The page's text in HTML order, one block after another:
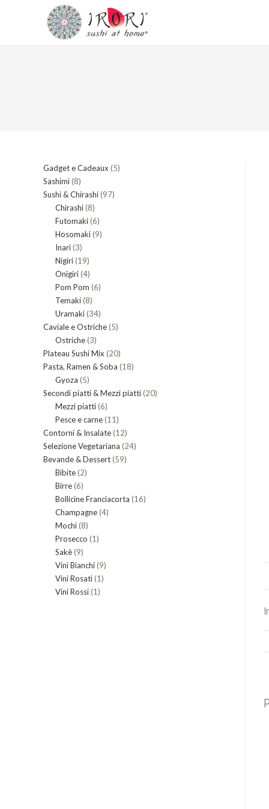
Gadget e Cadeaux 55
Sashimi 88
prodotti
Sushi & Chirashi 9797
Chirashi 88
prodotti
Futomaki 66
prodotti
Hosomaki 99
Inari 33
prodotti
Nigiri 1919
prodotti
Onigiri 44
prodotti
Pom Pom 66
Temaki 88
prodotti
Uramaki 3434
prodotti
Caviale e Ostriche 55
Ostriche 33
prodotti
Plateau Sushi Mix 2020
prodotti
Pasta, Ramen & Soba 1818
Gyoza 55
prodotti
Secondi piatti & Mezzi piatti 2020
Mezzi piatti 66
prodotti
Pesce e carne 1111
prodotti
Contorni & Insalate 1212
prodotti
Selezione Vegetariana 2424
Bevande & Dessert 5959
Bibite 22
Birre 66
prodotti
Bollicine Franciacorta 1616
Champagne 44
Mochi 88
prodotti
Prosecco 11
Sakè 99
prodotti
Vini Bianchi 99
Vini Rosati 11
Vini Rossi 11